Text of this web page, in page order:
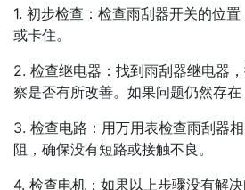
1. 初步检查：检查雨刮器开关的位
或卡住。
2. 检查继电器：找到雨刮器继电器
察是否有所改善。如果问题仍然存在
3. 检查电路：用万用表检查雨刮器
阻，确保没有短路或接触不良。
4. 检查电机：如果以上步骤没有解